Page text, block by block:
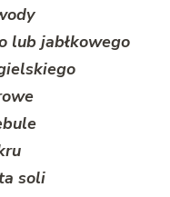
lub jabłkowego
soli